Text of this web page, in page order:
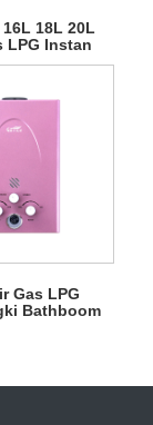
18L 20L
LPG Instan
untuk
Gas LPG
Bathboom